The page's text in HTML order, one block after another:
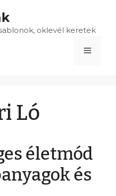
oklevél keretek
Menü
Ló
életmód
és